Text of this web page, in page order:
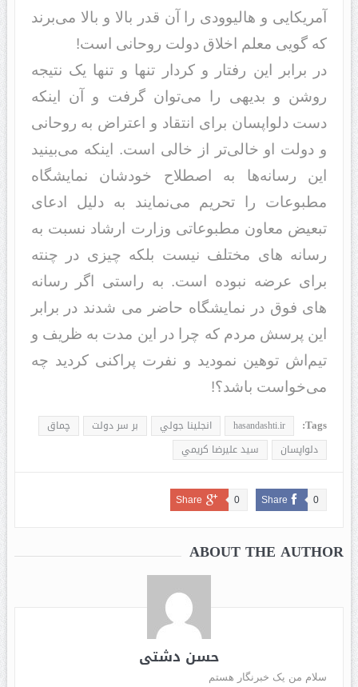
آمریکایی و هالیوودی را آن قدر بالا و بالا می‌برند
که گویی معلم اخلاق دولت روحانی است!
در برابر این رفتار و کردار تنها و تنها یک نتیجه
روشن و بدیهی را می‌توان گرفت و آن اینکه
دست دلواپسان برای انتقاد و اعتراض به روحانی
و دولت او خالی‌تر از خالی است. اینکه می‌بینید
این رسانه‌ها به اصطلاح خودشان نمایشگاه
مطبوعات را تحریم می‌نمایند به دلیل ادعای
تبعیض معاون مطبوعاتی وزارت ارشاد نسبت به
رسانه های مختلف نیست بلکه چیزی در چنته
برای عرضه نبوده است. به راستی اگر رسانه
های فوق در نمایشگاه حاضر می شدند در برابر
این پرسش مردم که چرا در این مدت به ظریف و
تیم‌اش توهین نمودید و نفرت پراکنی کردید چه
می‌خواست باشد؟!
Tags:
hasandashti.ir انجلينا جولي بر سر دولت
چماق
دلواپسان
سيد عليرضا كريمي
Share 0
Share 0
ABOUT THE AUTHOR
حسن دشتی
سلام من یک خبرنگار هستم